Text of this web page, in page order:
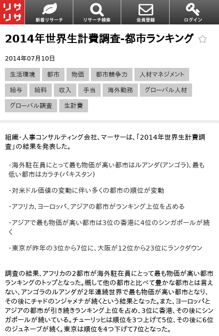
2014年世界生計費調査‐都市ランキング
2014年07月10日
生活環境 都市 物価 都市競争力 人材マネジメント
給与 給料 収入 手当 海外勤務 グローバル人材
グローバル調査 生計費
組織・人事コンサルティング会社、マーサーは、「2014年世界生計費調
査」の結果を発表した。
・海外駐在員にとって最も物価が高い都市はルアンダ(アンゴラ)、最も
低い都市はカラチ(パキスタン)
・対米ドル価値の変動に伴い多くの都市の順位が変動
・アフリカ、ヨーロッパ、アジアの都市がランキング上位を占める
・アジアで最も物価が高い都市は3位の香港に4位のシンガポールが続
く
・東京が昨年の3位から7位に、大阪が12位から23位にランクダウン
調査の結果、アフリカの2都市が海外駐在員にとって最も物価が高い都市
ランキングのトップとなった。概して他の都市と比べて豊かな都市とは言え
ない、アンゴラのルアンダが2年連続世界で最も物価が高い都市となり、
その後にチャドのンジャメナが続くという結果となった。また、ヨーロッパと
アジアの都市が引き続きランキング上位を占め、3位に香港、その後にシン
ガポールが続いている。チューリッヒは順位を3つ上げて5位、その後に6位
のジュネーブが続く。東京は順位を4つ下げて7位となった。